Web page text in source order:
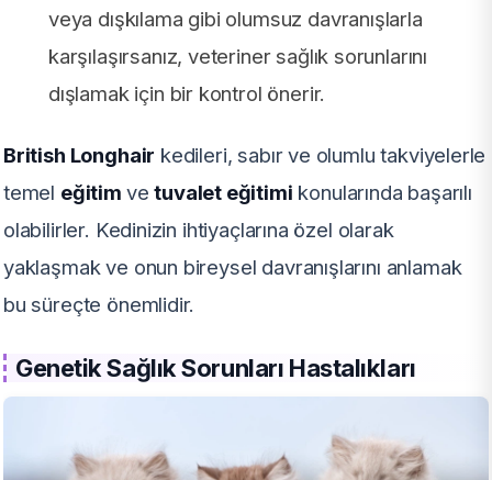
veya dışkılama gibi olumsuz davranışlarla
karşılaşırsanız, veteriner sağlık sorunlarını
dışlamak için bir kontrol önerir.
British Longhair kedileri, sabır ve olumlu takviyelerle
temel eğitim vetuvalet eğitimi konularında başarılı
olabilirler. Kedinizin ihtiyaçlarına özel olarak
yaklaşmak ve onun bireysel davranışlarını anlamak
bu süreçte önemlidir.
Genetik Sağlık Sorunları Hastalıkları